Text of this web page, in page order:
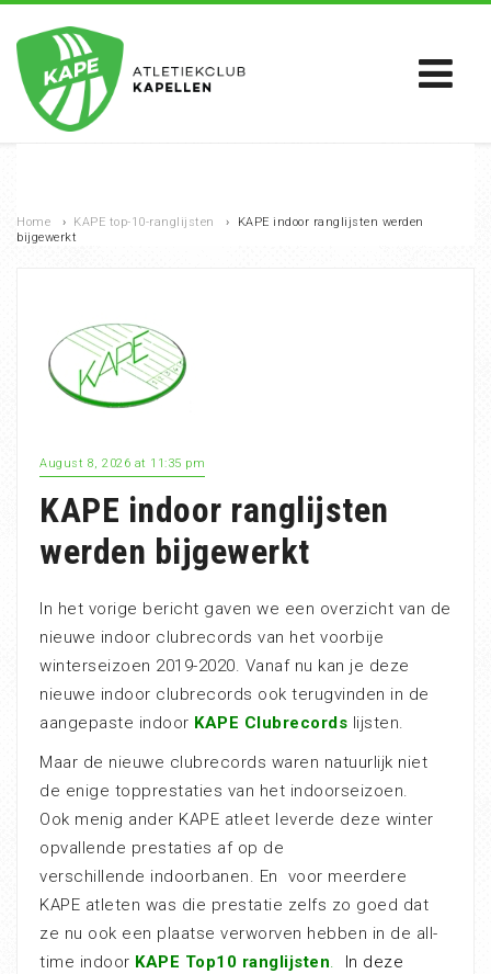
Home › KAPE top-10-ranglijsten ›
KAPE indoor ranglijsten werden
bijgewerkt
August 8, 2026 at 11:35 pm
KAPE indoor ranglijsten
werden bijgewerkt
In het vorige bericht gaven we een overzicht van de
nieuwe indoor clubrecords van het voorbije
winterseizoen 2019-2020. Vanaf nu kan je deze
nieuwe indoor clubrecords ook terugvinden in de
aangepaste indoor KAPE Clubrecords lijsten.
Maar de nieuwe clubrecords waren natuurlijk niet
de enige topprestaties van het indoorseizoen.
Ook menig ander KAPE atleet leverde deze winter
opvallende prestaties af op de
verschillende indoorbanen. En voor meerdere
KAPE atleten was die prestatie zelfs zo goed dat
ze nu ook een plaatse verworven hebben in de all-
time indoor KAPE Top10 ranglijsten. In deze